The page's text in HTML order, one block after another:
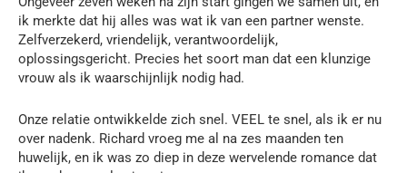
ik merkte dat hij alles was wat ik van een partner wenste.
Zelfverzekerd, vriendelijk, verantwoordelijk,
oplossingsgericht. Precies het soort man dat een klunzige
vrouw als ik waarschijnlijk nodig had.
Onze relatie ontwikkelde zich snel. VEEL te snel, als ik er nu
over nadenk. Richard vroeg me al na zes maanden ten
huwelijk, en ik was zo diep in deze wervelende romance dat